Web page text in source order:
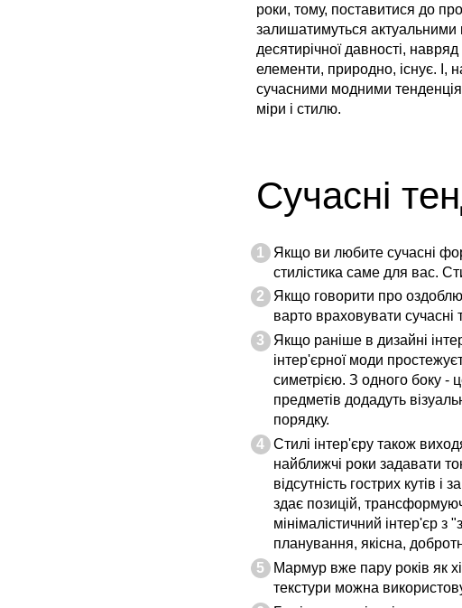
роки, тому, поставитися до
залишатимуться актуальними
десятирічної давності,
елементи, природно, існує. І,
сучасними модними
міри і стилю.
Сучасні
Якщо ви любите сучасні
стилістика саме для вас.
Якщо говорити про
варто враховувати сучасні
Якщо раніше в дизайні
інтер'єрної моди
симетрією. З одного боку -
предметів додадуть
порядку.
Стилі інтер'єру також
найближчі роки задавати
відсутність гострих кутів
здає позицій,
мінімалістичний інтер'єр
планування, якісна,
Мармур вже пару років як
текстури можна